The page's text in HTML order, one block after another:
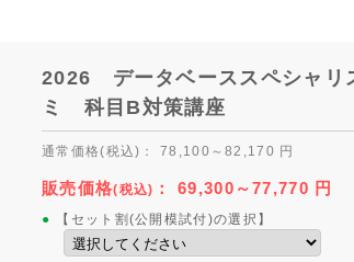
2026 データベーススペシャ
ミ 科目B対策講座
通常価格(税込) ：78,100～82,170 円
販売価格(税込) ：69,300～77,770 円
● 【セット割(公開模試付)の選択】